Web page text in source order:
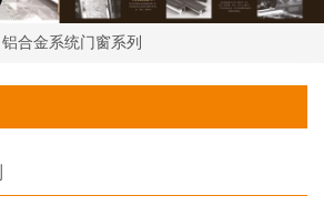
铝合金系统门窗系列